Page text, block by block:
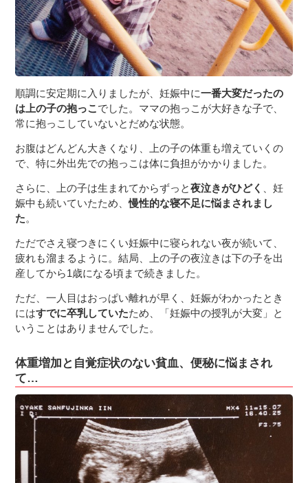
順調に安定期に入りましたが、妊娠中に一番大変だったの
は上の子の抱っこでした。ママの抱っこが大好きな子で、
常に抱っこしていないとだめな状態。
お腹はどんどん大きくなり、上の子の体重も増えていくの
で、特に外出先での抱っこは体に負担がかかりました。
さらに、上の子は生まれてからずっと夜泣きがひどく 、妊
娠中も続いていたため、慢性的な寝不足に悩まされまし
た。
ただでさえ寝つきにくい妊娠中に寝られない夜が続いて、
疲れも溜まるように。結局、上の子の夜泣きは下の子を出
産してから1歳になる頃まで続きました。
ただ、一人目はおっぱい離れが早く、妊娠がわかったとき
にはすでに卒乳していたため、「妊娠中の授乳が大変」と
いうことはありませんでした。
体重増加と自覚症状のない貧血、便秘に悩まされ
て…